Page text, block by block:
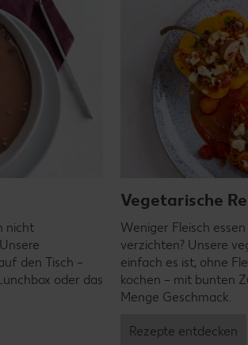
nicht
den Tisch –
oder das
Vegetarische
Weniger Fleisch
verzichten? Unsere
einfach es ist, ohne
kochen – mit bunten
Menge Geschmack.
Rezepte entdecken